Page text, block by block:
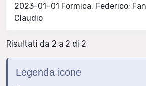
2023-01-01 Formica, Federico;
Claudio
Risultati da 2 a 2 di 2
Legenda icone